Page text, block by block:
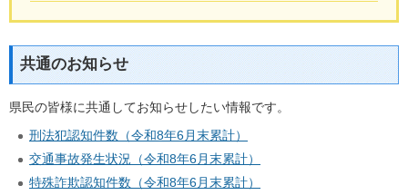
共通のお知らせ
県民の皆様に共通してお知らせしたい情報です。
刑法犯認知件数（令和8年6月末累計）
交通事故発生状況（令和8年6月末累計）
特殊詐欺認知件数（令和8年6月末累計）